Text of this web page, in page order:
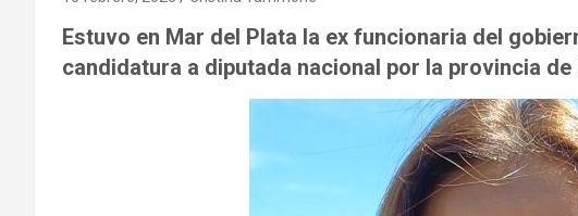
Estuvo en Mar del Plata la ex funcionaria del
candidatura a diputada nacional por la provincia de